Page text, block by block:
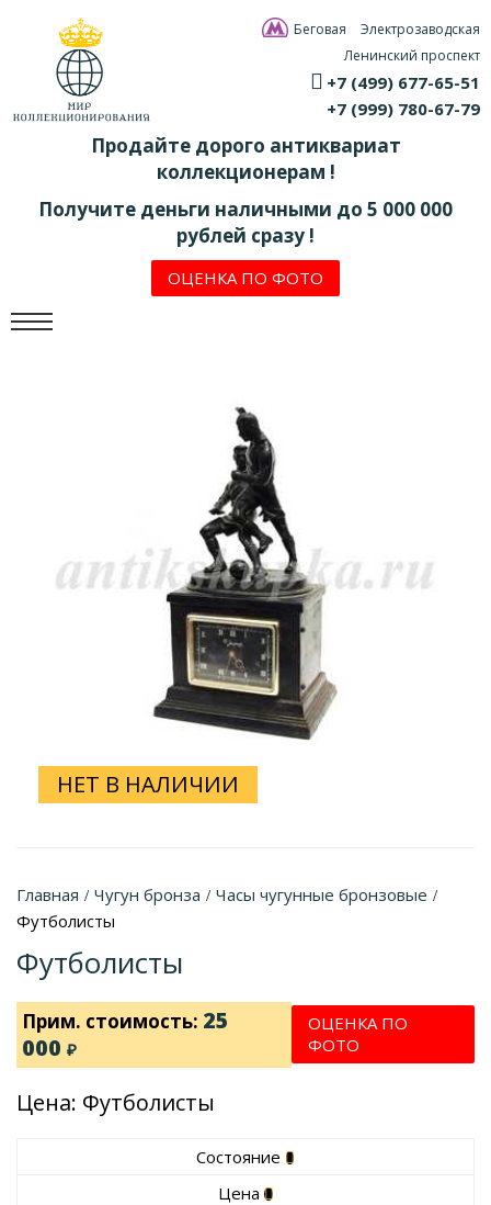
Беговая
Электрозаводская
Ленинский проспект
+7 (499) 677-65-51
+7 (999) 780-67-79
Продайте дорого антиквариат
коллекционерам !
Получите деньги наличными до 5 000 000
рублей сразу !
ОЦЕНКА ПО ФОТО
НЕТ В НАЛИЧИИ
Главная / Чугун бронза / Часы чугунные бронзовые /
Футболисты
Футболисты
Прим. стоимость: 25
000 ₽
ОЦЕНКА ПО
ФОТО
Цена: Футболисты
Состояние
Цена